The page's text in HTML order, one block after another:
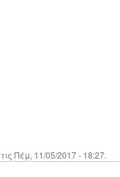
Πέμ, 11/05/2017 - 18:27.